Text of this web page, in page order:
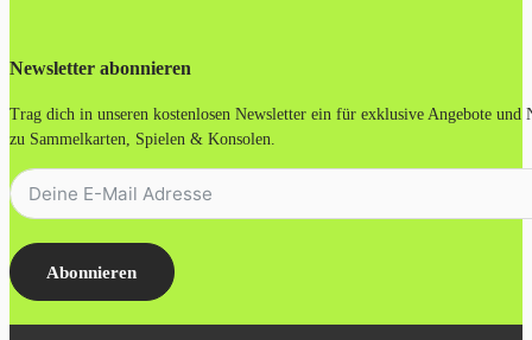
Newsletter abonnieren
Trag dich in unseren kostenlosen Newsletter ein für exklusive Angebote und
zu Sammelkarten, Spielen & Konsolen.
Abonnieren